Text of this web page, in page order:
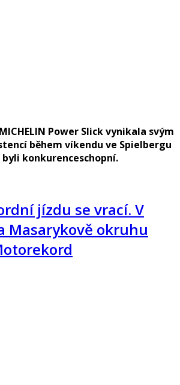
Power Slick vynikala svým
během víkendu ve Spielbergu
konkurenceschopní.
jízdu se vrací. V
Masarykově okruhu